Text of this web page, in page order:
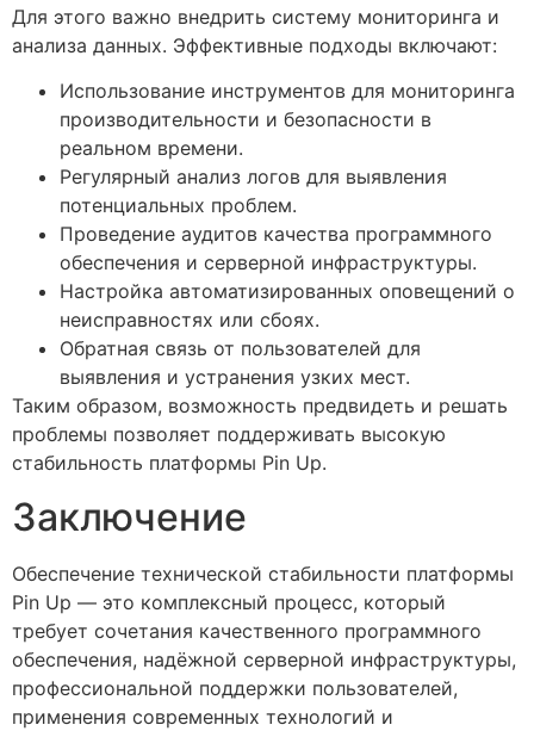
Для этого важно внедрить систему мониторинга и
анализа данных. Эффективные подходы включают:
Использование инструментов для мониторинга
производительности и безопасности в
реальном времени.
Регулярный анализ логов для выявления
потенциальных проблем.
Проведение аудитов качества программного
обеспечения и серверной инфраструктуры.
Настройка автоматизированных оповещений о
неисправностях или сбоях.
Обратная связь от пользователей для
выявления и устранения узких мест.
Таким образом, возможность предвидеть и решать
проблемы позволяет поддерживать высокую
стабильность платформы Pin Up.
Заключение
Обеспечение технической стабильности платформы
Pin Up — это комплексный процесс, который
требует сочетания качественного программного
обеспечения, надёжной серверной инфраструктуры,
профессиональной поддержки пользователей,
применения современных технологий и